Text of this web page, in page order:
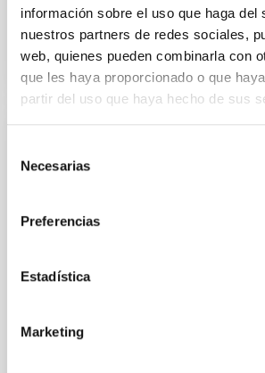
información sobre el uso que haga del
nuestros partners de redes sociales,
web, quienes pueden combinarla con
que les haya proporcionado o que
partir del uso que haya hecho de sus
Necesarias
Preferencias
Estadística
Marketing
NÚMERO DE CITAS
The impact of Active Galactic
While the influence of supermassive
attention, the specific effects of
(AGN) winds, particularly ultrafast
investigating the relationship